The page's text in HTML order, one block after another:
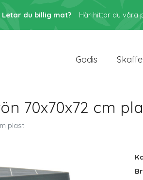
Letar du billig mat? Här hittar du våra
Godis
70x70x72 cm
plast